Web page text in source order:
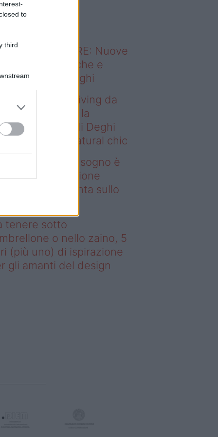
to
third
sapevi che...
ABITARE: Nuove
domestiche e
dei luoghi
– Avere un living da
è possibile: la
Karan di Deghi
sullo stile natural chic
un living da sogno è
la collezione
di Deghi punta sullo
tenere sotto
o nello zaino, 5
(più uno) di ispirazione
gli amanti del design